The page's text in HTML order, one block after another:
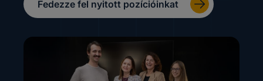
Fedezze fel nyitott pozícióinkat